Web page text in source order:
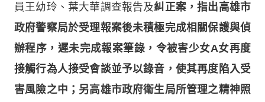
員王幼玲、葉大華調查報告及糾正案，指出高雄市
政府警察局於受理報案後未積極完成相關保護與偵
辦程序，遲未完成報案筆錄，令被害少女A女再度
接觸行為人接受會談並予以錄音，使其再度陷入受
害風險之中；另高雄市政府衛生局所管理之精神照